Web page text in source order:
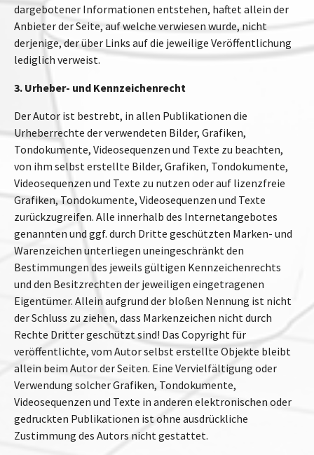
dargebotener Informationen entstehen, haftet allein der
Anbieter der Seite, auf welche verwiesen wurde, nicht
derjenige, der über Links auf die jeweilige Veröffentlichung
lediglich verweist.
3. Urheber- und Kennzeichenrecht
Der Autor ist bestrebt, in allen Publikationen die
Urheberrechte der verwendeten Bilder, Grafiken,
Tondokumente, Videosequenzen und Texte zu beachten,
von ihm selbst erstellte Bilder, Grafiken, Tondokumente,
Videosequenzen und Texte zu nutzen oder auf lizenzfreie
Grafiken, Tondokumente, Videosequenzen und Texte
zurückzugreifen. Alle innerhalb des Internetangebotes
genannten und ggf. durch Dritte geschützten Marken- und
Warenzeichen unterliegen uneingeschränkt den
Bestimmungen des jeweils gültigen Kennzeichenrechts
und den Besitzrechten der jeweiligen eingetragenen
Eigentümer. Allein aufgrund der bloßen Nennung ist nicht
der Schluss zu ziehen, dass Markenzeichen nicht durch
Rechte Dritter geschützt sind! Das Copyright für
veröffentlichte, vom Autor selbst erstellte Objekte bleibt
allein beim Autor der Seiten. Eine Vervielfältigung oder
Verwendung solcher Grafiken, Tondokumente,
Videosequenzen und Texte in anderen elektronischen oder
gedruckten Publikationen ist ohne ausdrückliche
Zustimmung des Autors nicht gestattet.